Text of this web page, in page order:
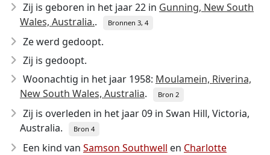
Zij is geboren in het jaar 22 in Gunning, New South
Wales, Australia.. Bronnen 3, 4
Ze werd gedoopt.
Zij is gedoopt.
Woonachtig in het jaar 1958: Moulamein, Riverina,
New South Wales, Australia. Bron 2
Zij is overleden in het jaar 09 in Swan Hill, Victoria,
Australia.
Bron 4
Een kind van Samson Southwell en Charlotte